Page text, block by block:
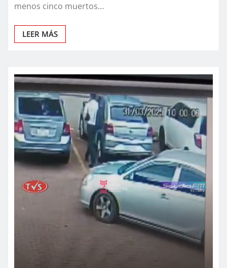
menos cinco muertos…
LEER MÁS